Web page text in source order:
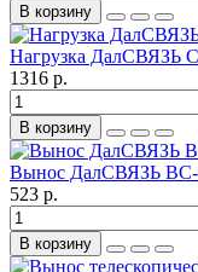
В корзину
Нагрузка ДалСВЯЗЬ
1316 р.
В корзину
Вынос ДалСВЯЗЬ BC-
523 р.
В корзину